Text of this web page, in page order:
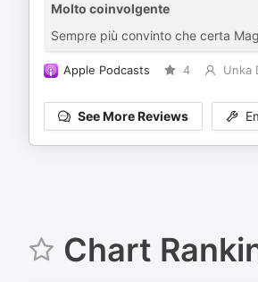
Molto coinvolgente
Sempre più convinto che certa
Apple Podcasts 4 Unka
See More Reviews
Chart